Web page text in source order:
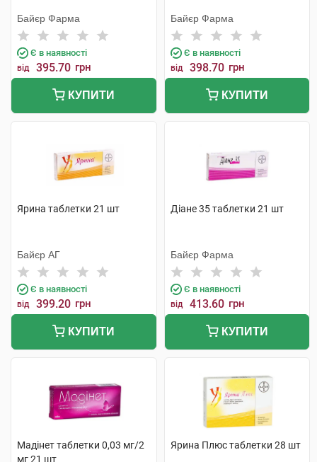
Байєр Фарма
Є в наявності
від 395.70 грн
КУПИТИ
Байєр Фарма
Є в наявності
від 398.70 грн
КУПИТИ
Ярина таблетки 21 шт
Байєр АГ
Є в наявності
від 399.20 грн
КУПИТИ
Діане 35 таблетки 21 шт
Байєр Фарма
Є в наявності
від 413.60 грн
КУПИТИ
Мадінет таблетки 0,03 мг/2
мг 21 шт
Ярина Плюс таблетки 28 шт